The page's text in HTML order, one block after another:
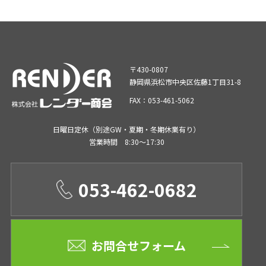
〒430-0807
静岡県浜松市中央区佐藤1丁目31-8
FAX：053-461-5062
日曜日定休（別途GW・夏期・冬期休業有り）
営業時間 8:30～17:30
053-462-0682
お問合せフォーム